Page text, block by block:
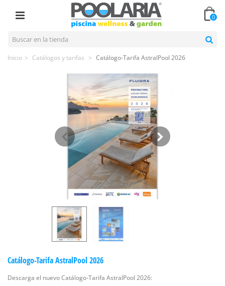
0
Inicio > Catálogos y tarifas > Catálogo-Tarifa AstralPool 2026
Catálogo-Tarifa AstralPool 2026
Descarga el nuevo Catálogo-Tarifa AstralPool 2026: